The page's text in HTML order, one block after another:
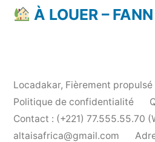
À LOUER –
Locadakar, Fièrement propulsé
Politique de confidentialité
Contact : (+221) 77.555.55.70
altaisafrica@gmail.com